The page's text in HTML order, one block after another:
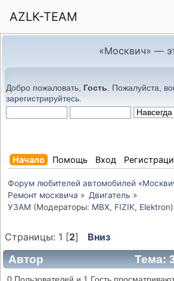
AZLK-TEAM
«Москвич» —
Добро пожаловать, Гость . Пожалуйста,
зарегистрируйтесь
Начало Помощь Вход
Форум любителей автомобилей
Ремонт москвича » Двигатель »
УЗАМ (Модераторы: MBX, FIZIK, Elektron
Страницы: 1 [2] Вниз
Автор
Тема:
(Прочитано 15338 раз)